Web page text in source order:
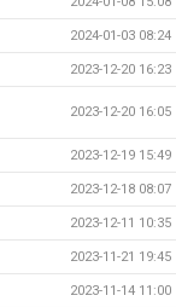
2024-01-03 08:24
2023-12-20 16:23
2023-12-20 16:05
2023-12-19 15:49
2023-12-18 08:07
2023-12-11 10:35
2023-11-21 19:45
2023-11-14 11:00